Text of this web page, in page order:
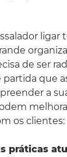
ligar
de ser
que
a
os clientes:
práticas